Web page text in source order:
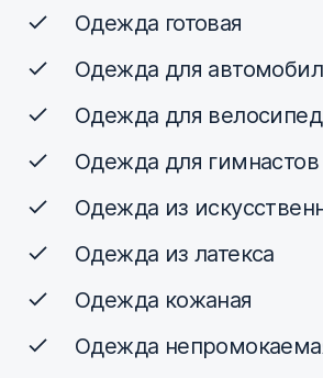
Одежда готовая
Одежда для
Одежда для
Одежда для гимнастов
Одежда из
Одежда из латекса
Одежда кожаная
Одежда